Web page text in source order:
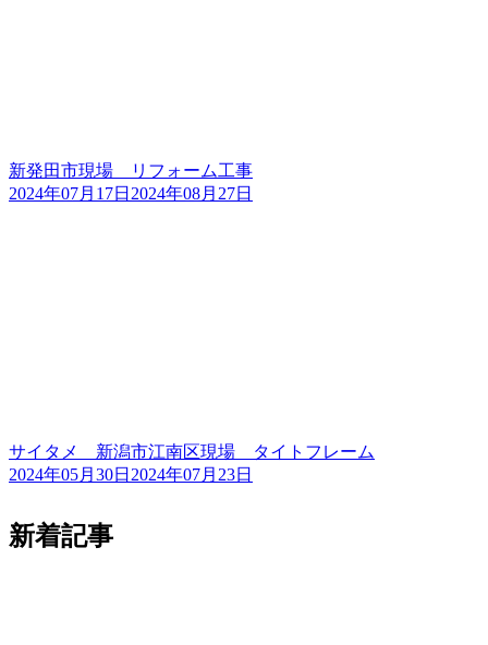
新発田市現場 リフォーム工事
2024年07月17日 2024年08月27日
サイタメ 新潟市江南区現場 タイトフレーム
2024年05月30日 2024年07月23日
新着記事